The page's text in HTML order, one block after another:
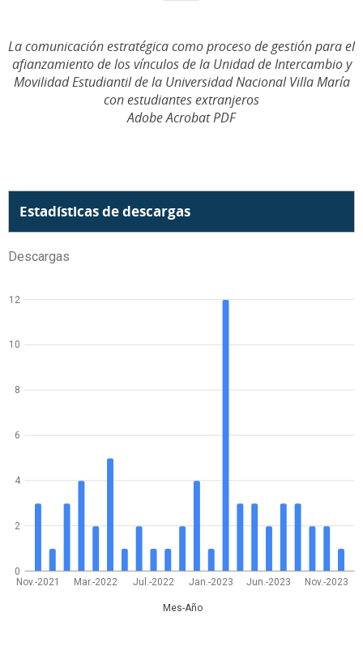
La comunicación estratégica como proceso de gestión para el
afianzamiento de los vínculos de la Unidad de Intercambio y
Movilidad Estudiantil de la Universidad Nacional Villa María
con estudiantes extranjeros
Adobe Acrobat PDF
Estadísticas de descargas
Descargas
Nov.-2021 Mar.-2022 Jul.-2022 Jan.-2023 Jun.-2023 Nov.-2023
Mes-Año
0
2
4
6
8
10
12